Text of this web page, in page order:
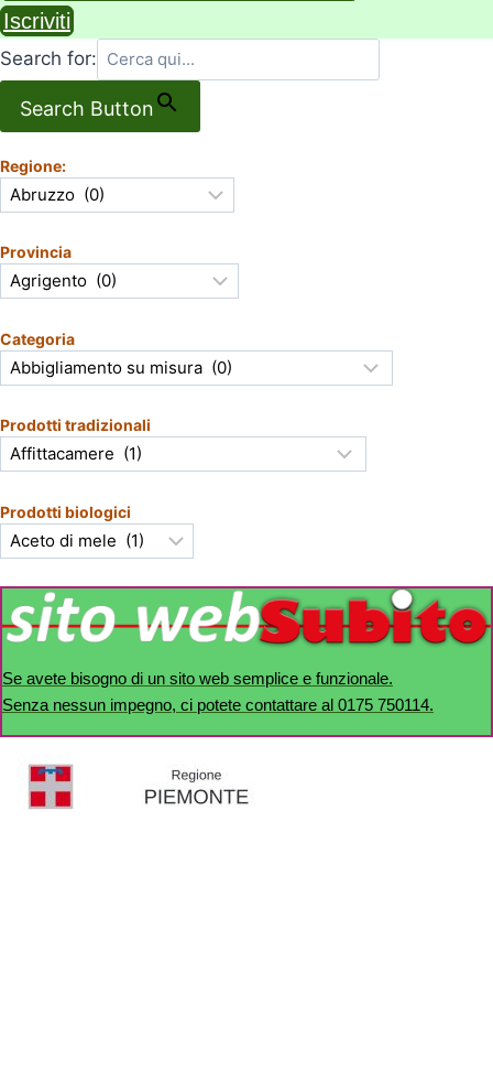
Iscriviti
Search for:
Search Button
Regione:
Provincia
Categoria
Prodotti tradizionali
Prodotti biologici
Se avete bisogno di un sito web semplice e funzionale.
Senza nessun impegno, ci potete contattare al 0175 750114.